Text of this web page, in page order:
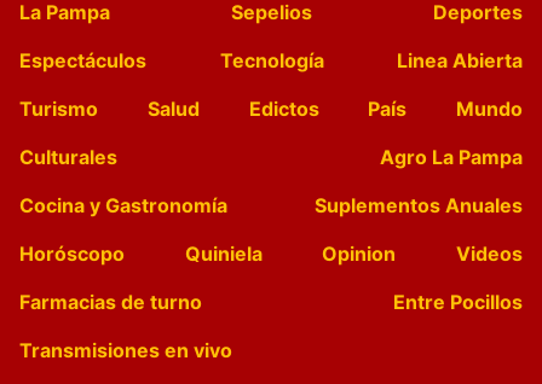
La Pampa Sepelios
Deportes
Espectáculos
Tecnología
Linea Abierta
Turismo
Salud Edictos País
Mundo
Culturales
Agro La Pampa
Cocina y Gastronomía
Suplementos Anuales
Horóscopo
Quiniela Opinion
Videos
Farmacias de turno
Entre Pocillos
Transmisiones en vivo